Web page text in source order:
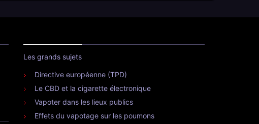
Les grands sujets
Directive européenne (TPD)
Le CBD et la cigarette électronique
Vapoter dans les lieux publics
Effets du vapotage sur les poumons